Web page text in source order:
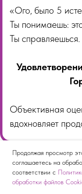
«Ого, было 5
Ты понимаешь:
Ты справляешься.
Объективная
вдохновляет
Как
Продолжая просмотр
соглашаетесь на
соответствии с
обработки файлов